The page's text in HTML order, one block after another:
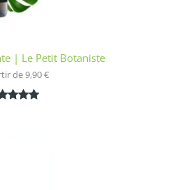
| Le Petit Botaniste
de 9,90€